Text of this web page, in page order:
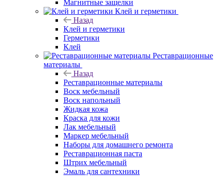
Магнитные защелки
Клей и герметики
Назад
Клей и герметики
Герметики
Клей
Реставрационные
материалы
Назад
Реставрационные материалы
Воск мебельный
Воск напольный
Жидкая кожа
Краска для кожи
Лак мебельный
Маркер мебельный
Наборы для домашнего ремонта
Реставрационная паста
Штрих мебельный
Эмаль для сантехники